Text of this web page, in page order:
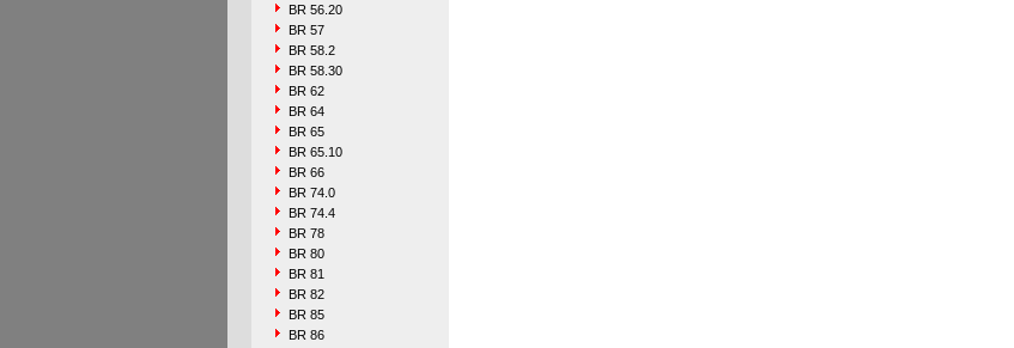
BR 56.20
BR 57
BR 58.2
BR 58.30
BR 62
BR 64
BR 65
BR 65.10
BR 66
BR 74.0
BR 74.4
BR 78
BR 80
BR 81
BR 82
BR 85
BR 86